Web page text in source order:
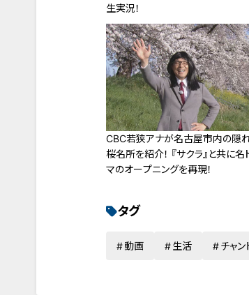
生実況！
CBC若狭アナが名古屋市内の隠
桜名所を紹介！ 『サクラ』と共に名
マのオープニングを再現！
タグ
動画 生活 チャン